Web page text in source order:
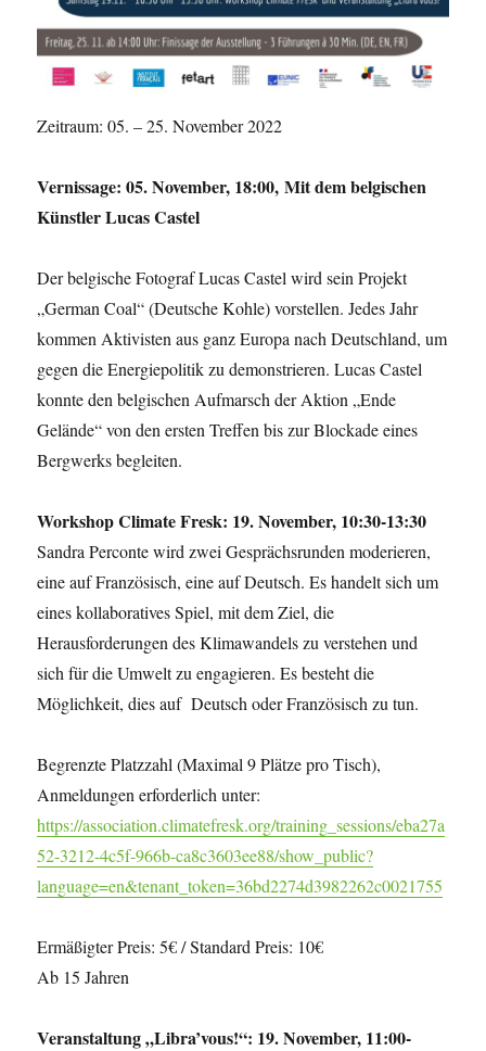
Zeitraum: 05. – 25. November 2022
Vernissage: 05. November, 18:00, Mit dembelgischen
Künstler Lucas Castel
Der belgische Fotograf Lucas Castel wird sein Projekt
„German Coal“ (Deutsche Kohle) vorstellen. Jedes Jahr
kommen Aktivisten aus ganz Europa nach Deutschland, um
gegen die Energiepolitik zu demonstrieren. Lucas Castel
konnte den belgischen Aufmarsch der Aktion „Ende
Gelände“ von den ersten Treffen bis zur Blockade eines
Bergwerks begleiten.
Workshop Climate Fresk: 19. November, 10:30-13:30
Sandra Perconte wird zwei Gesprächsrunden moderieren,
eine auf Französisch, eine auf Deutsch. Es handelt sich um
eines kollaboratives Spiel, mit dem Ziel, die
Herausforderungen des Klimawandels zu verstehen und
sich für die Umwelt zu engagieren. Es besteht die
Möglichkeit, dies auf Deutsch oder Französisch zu tun.
Begrenzte Platzzahl (Maximal 9 Plätze pro Tisch),
Anmeldungen erforderlich unter:
https://association.climatefresk.org/training_sessions/eba27a
52-3212-4c5f-966b-ca8c3603ee88/show_public?
language=en&tenant_token=36bd2274d3982262c0021755
Ermäßigter Preis: 5€ / Standard Preis: 10€
Ab 15 Jahren
Veranstaltung „Libra’vous!“: 19. November, 11:00-